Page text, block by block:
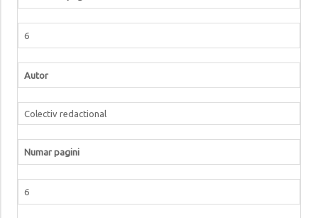
6
Autor
Colectiv redactional
Numar pagini
6